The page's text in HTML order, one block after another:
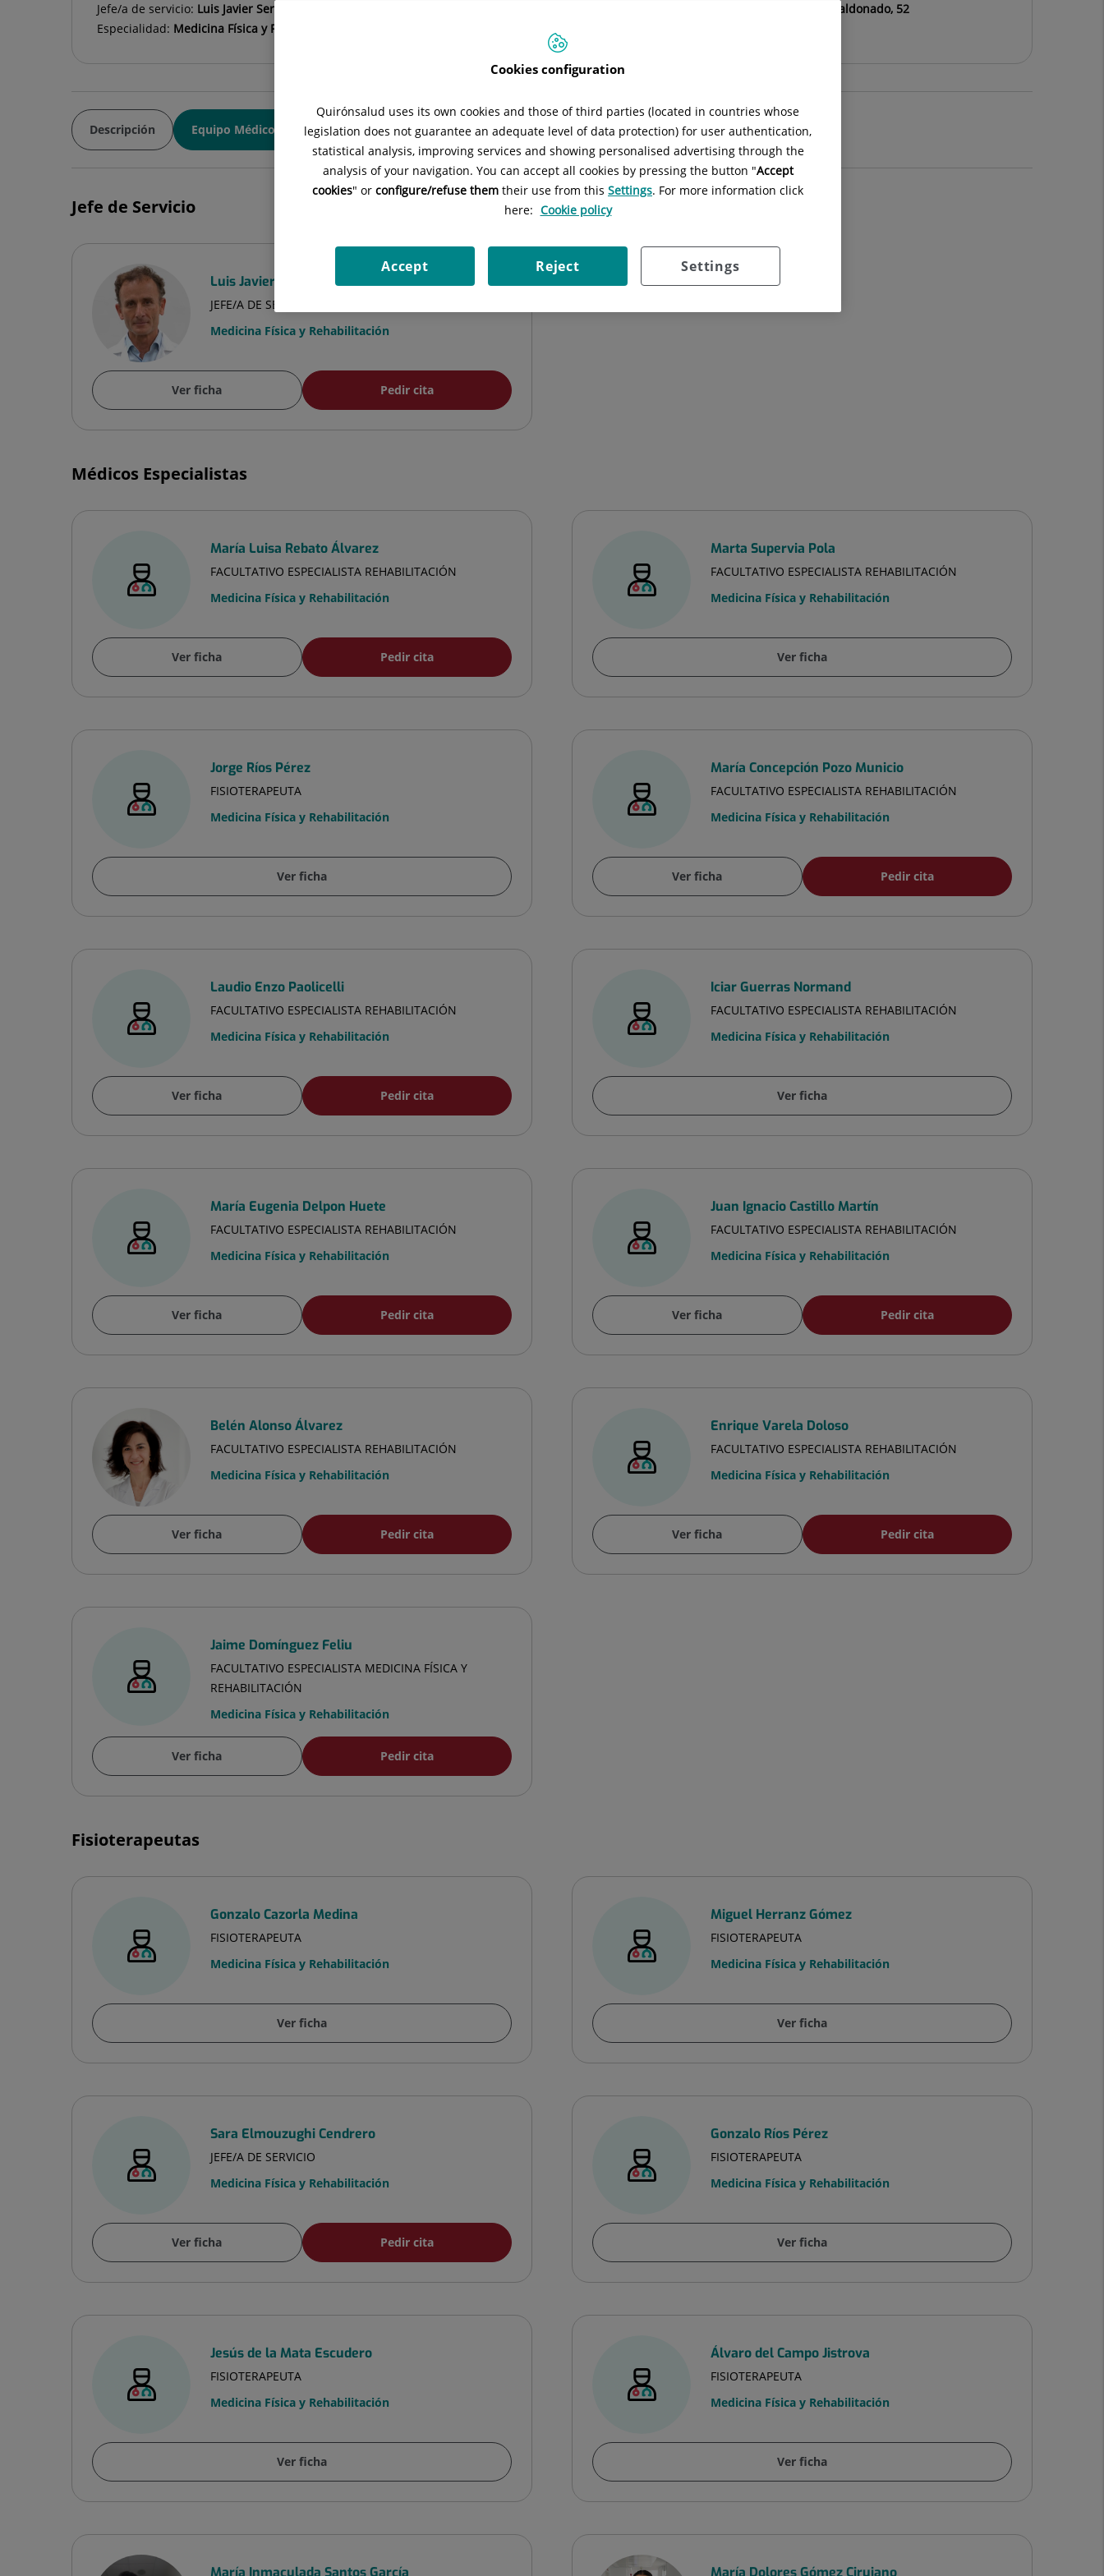
Jefe/a de servicio: Luis Javier Serratosa Fernández
Centro de rehabilitación Ruber Juan Bravo Maldonado, 52
Especialidad: Medicina Física y Rehabilitación
Descripción Equipo Médico
Jefe de Servicio
Luis Javier Serratosa Fernández
JEFE/A DE SERVICIO
Medicina Física y Rehabilitación
Ver ficha Pedir cita
Médicos Especialistas
María Luisa Rebato Álvarez
FACULTATIVO ESPECIALISTA REHABILITACIÓN
Medicina Física y Rehabilitación
Ver ficha Pedir cita
Marta Supervia Pola
FACULTATIVO ESPECIALISTA REHABILITACIÓN
Medicina Física y Rehabilitación
Ver ficha
Jorge Ríos Pérez
FISIOTERAPEUTA
Medicina Física y Rehabilitación
Ver ficha
María Concepción Pozo Municio
FACULTATIVO ESPECIALISTA REHABILITACIÓN
Medicina Física y Rehabilitación
Ver ficha Pedir cita
Laudio Enzo Paolicelli
FACULTATIVO ESPECIALISTA REHABILITACIÓN
Medicina Física y Rehabilitación
Ver ficha Pedir cita
Iciar Guerras Normand
FACULTATIVO ESPECIALISTA REHABILITACIÓN
Medicina Física y Rehabilitación
Ver ficha
María Eugenia Delpon Huete
FACULTATIVO ESPECIALISTA REHABILITACIÓN
Medicina Física y Rehabilitación
Ver ficha Pedir cita
Juan Ignacio Castillo Martín
FACULTATIVO ESPECIALISTA REHABILITACIÓN
Medicina Física y Rehabilitación
Ver ficha Pedir cita
Belén Alonso Álvarez
FACULTATIVO ESPECIALISTA REHABILITACIÓN
Medicina Física y Rehabilitación
Ver ficha Pedir cita
Enrique Varela Doloso
FACULTATIVO ESPECIALISTA REHABILITACIÓN
Medicina Física y Rehabilitación
Ver ficha Pedir cita
Jaime Domínguez Feliu
FACULTATIVO ESPECIALISTA MEDICINA FÍSICA Y
REHABILITACIÓN
Medicina Física y Rehabilitación
Ver ficha Pedir cita
Fisioterapeutas
Gonzalo Cazorla Medina
FISIOTERAPEUTA
Medicina Física y Rehabilitación
Ver ficha
Miguel Herranz Gómez
FISIOTERAPEUTA
Medicina Física y Rehabilitación
Ver ficha
Sara Elmouzughi Cendrero
JEFE/A DE SERVICIO
Medicina Física y Rehabilitación
Ver ficha Pedir cita
Gonzalo Ríos Pérez
FISIOTERAPEUTA
Medicina Física y Rehabilitación
Ver ficha
Jesús de la Mata Escudero
FISIOTERAPEUTA
Medicina Física y Rehabilitación
Ver ficha
Álvaro del Campo Jistrova
FISIOTERAPEUTA
Medicina Física y Rehabilitación
Ver ficha
María Inmaculada Santos García María Dolores Gómez Cirujano
Cookies configuration
Quirónsalud uses its own cookies and those of third parties (located in countries whose
legislation does not guarantee an adequate level of data protection) for user authentication,
statistical analysis, improving services and showing personalised advertising through the
analysis of your navigation. You can accept all cookies by pressing the button "Accept
cookies" or configure/refuse them their use from this Settings. For more information click
here: Cookie policy
Settings
Reject
Accept